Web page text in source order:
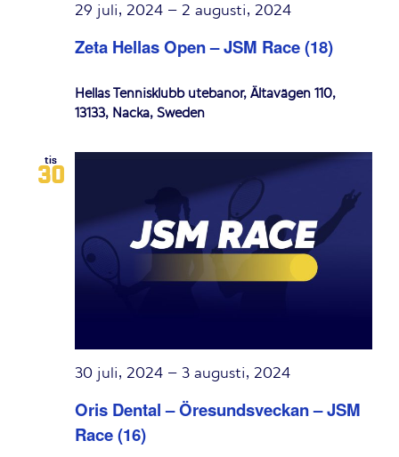
Zeta Hellas Open – JSM Race (18)
29 juli, 2024 – 2 augusti, 2024
Hellas Tennisklubb utebanor, Ältavägen 110,
13133, Nacka, Sweden
tis
30
Oris Dental – Öresundsveckan – JSM
Race (16)
30 juli, 2024 – 3 augusti, 2024